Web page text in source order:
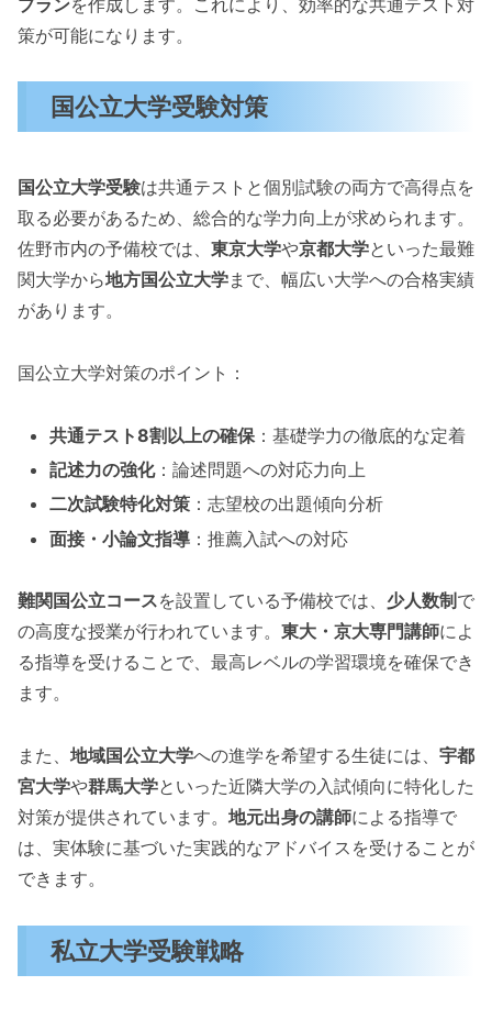
策が可能になります。
国公立大学受験対策
国公立大学受験は共通テストと個別試験の両方で高得点を
取る必要があるため、総合的な学力向上が求められます。
佐野市内の予備校では、 東京大学や京都大学といった最難
関大学から地方国公立大学まで、幅広い大学への合格実績
があります。
国公立大学対策のポイント：
共通テスト8割以上の確保：基礎学力の徹底的な定着
記述力の強化：論述問題への対応力向上
二次試験特化対策 ：志望校の出題傾向分析
面接・小論文指導 ：推薦入試への対応
難関国公立コースを設置している予備校では、 少人数制 で
の高度な授業が行われています。 東大・京大専門講師によ
る指導を受けることで、最高レベルの学習環境を確保でき
ます。
また、 地域国公立大学への進学を希望する生徒には、 宇都
宮大学や群馬大学といった近隣大学の入試傾向に特化した
対策が提供されています。 地元出身の講師による指導で
は、実体験に基づいた実践的なアドバイスを受けることが
できます。
私立大学受験戦略